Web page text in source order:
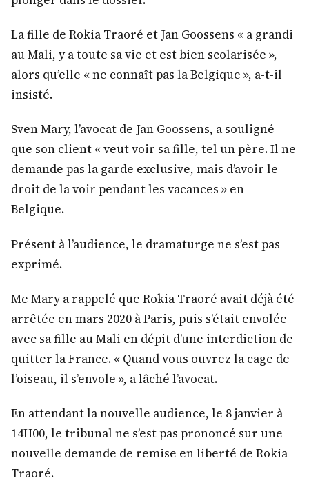
La fille de Rokia Traoré et Jan Goossens « a grandi
au Mali, y a toute sa vie et est bien scolarisée »,
alors qu’elle « ne connaît pas la Belgique », a-t-il
insisté.
Sven Mary, l’avocat de Jan Goossens, a souligné
que son client « veut voir sa fille, tel un père. Il ne
demande pas la garde exclusive, mais d’avoir le
droit de la voir pendant les vacances » en
Belgique.
Présent à l’audience, le dramaturge ne s’est pas
exprimé.
Me Mary a rappelé que Rokia Traoré avait déjà été
arrêtée en mars 2020 à Paris, puis s’était envolée
avec sa fille au Mali en dépit d’une interdiction de
quitter la France. « Quand vous ouvrez la cage de
l’oiseau, il s’envole », a lâché l’avocat.
En attendant la nouvelle audience, le 8 janvier à
14H00, le tribunal ne s’est pas prononcé sur une
nouvelle demande de remise en liberté de Rokia
Traoré.